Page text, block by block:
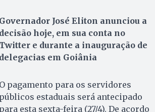
Governador José Eliton anunciou a
decisão hoje, em sua conta no
Twitter e durante a inauguração de
delegacias em Goiânia
O pagamento para os servidores
públicos estaduais será antecipado
para esta sexta-feira (27/4). De acordo